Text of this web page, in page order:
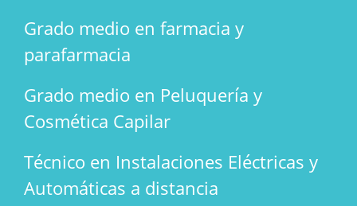
Grado medio en farmacia y
parafarmacia
Grado medio en Peluquería y
Cosmética Capilar
Técnico en Instalaciones Eléctricas y
Automáticas a distancia